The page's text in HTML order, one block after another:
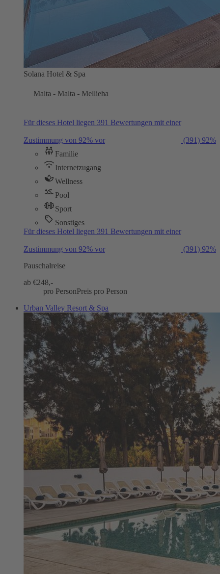
Solana Hotel & Spa
Malta - Malta - Mellieha
Für dieses Hotel liegen 391 Bewertungen mit einer
Zustimmung von 92% vor (391) 92%
Familie
Internetzugang
Wellness
Pool
Sport
Sonstiges
Für dieses Hotel liegen 391 Bewertungen mit einer
Zustimmung von 92% vor (391) 92%
Pauschalreise
ab €248,-
pro PersonPreis pro Person
Urban Valley Resort & Spa